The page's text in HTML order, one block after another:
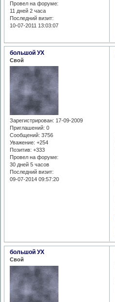
Провел на форуме:
11 дней 2 часа
Последний визит:
10-07-2011 13:03:07
большой УХ
Свой
Зарегистрирован: 17-09-2009
Приглашений: 0
Сообщений: 3756
Уважение: +254
Позитив: +333
Провел на форуме:
30 дней 5 часов
Последний визит:
09-07-2014 09:57:20
большой УХ
Свой